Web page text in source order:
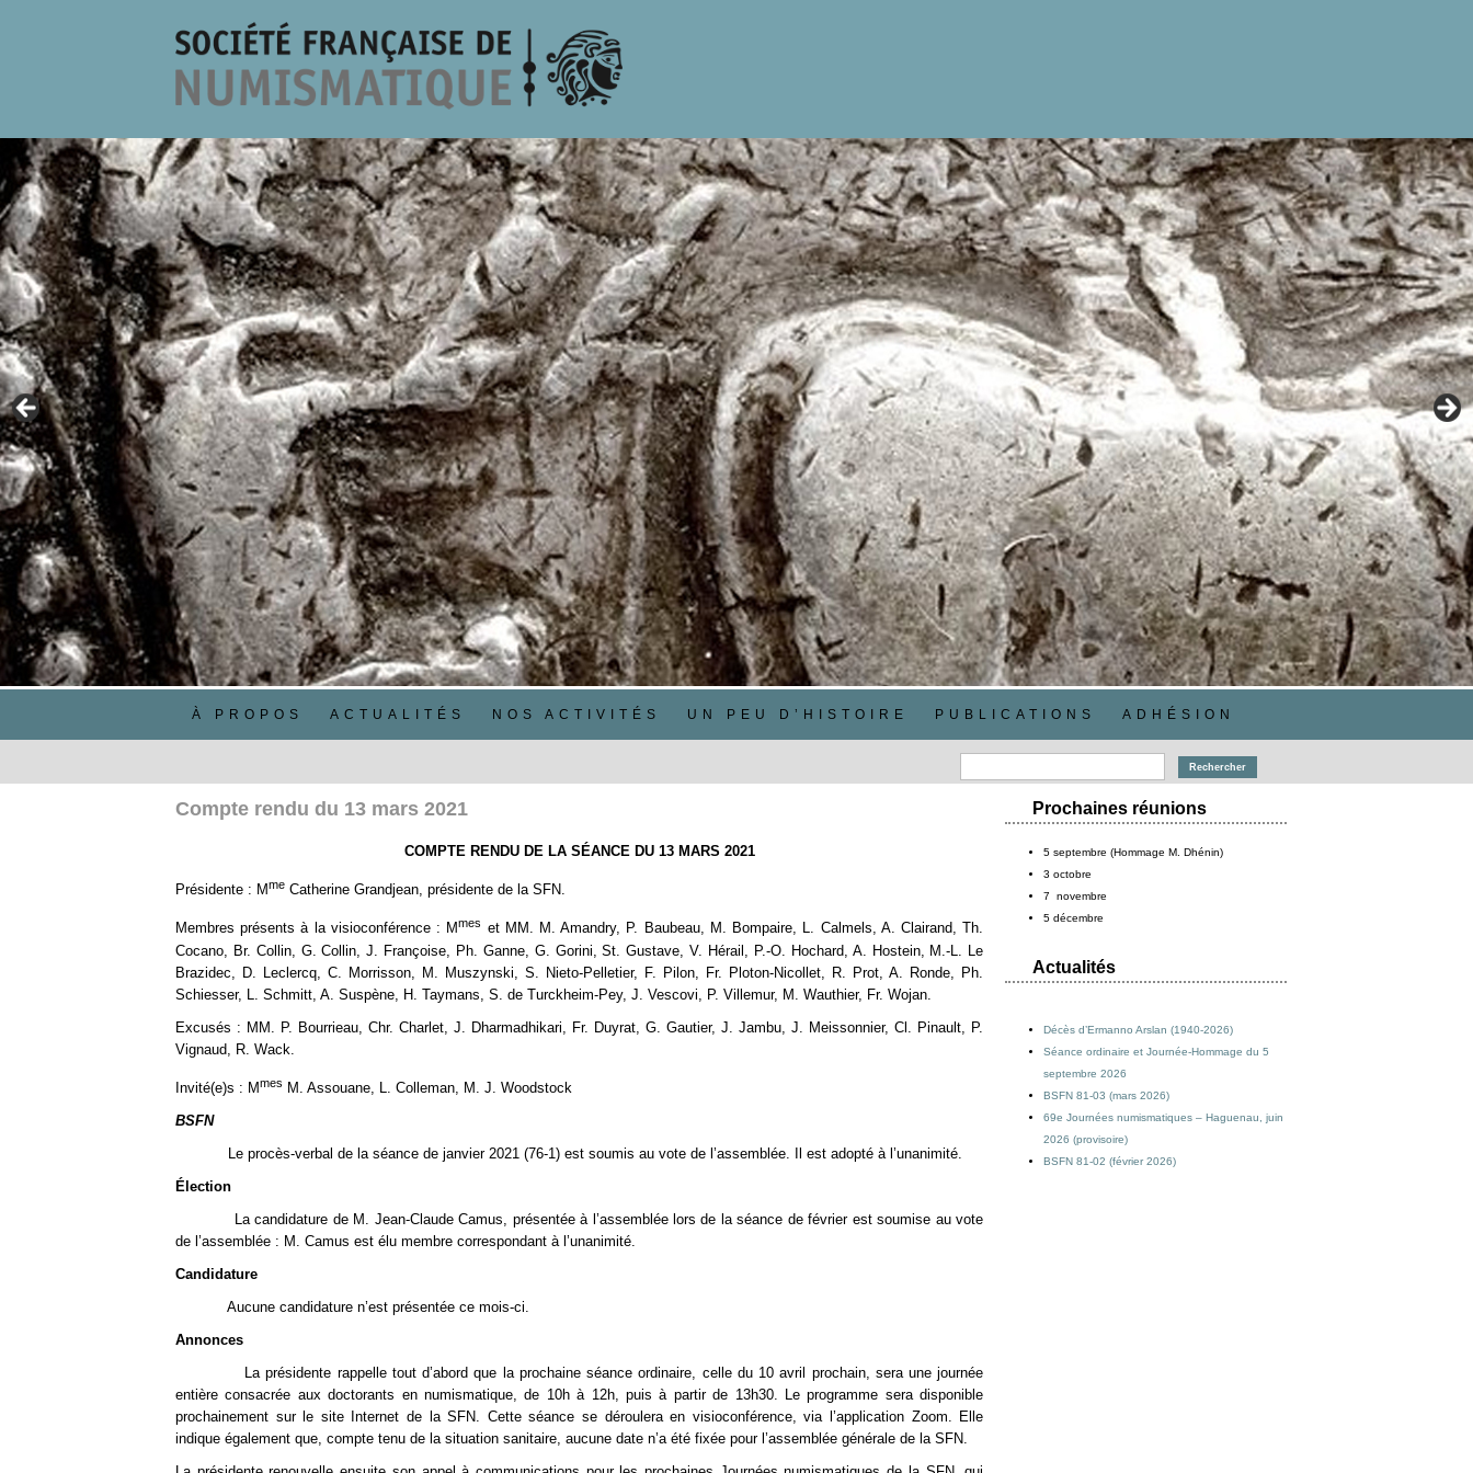
À PROPOS ACTUALITÉS NOS ACTIVITÉS UN PEU D’HISTOIRE PUBLICATIONS ADHÉSION
Compte rendu du 13 mars 2021
COMPTE RENDU DE LA SÉANCE DU 13 MARS 2021
Présidente : Mme Catherine Grandjean, présidente de la SFN.
Membres présents à la visioconférence : Mmes et MM. M. Amandry, P. Baubeau, M. Bompaire, L. Calmels, A. Clairand, Th.
Cocano, Br. Collin, G. Collin, J. Françoise, Ph. Ganne, G. Gorini, St. Gustave, V. Hérail, P.-O. Hochard, A. Hostein, M.-L. Le
Brazidec, D. Leclercq, C. Morrisson, M. Muszynski, S. Nieto-Pelletier, F. Pilon, Fr. Ploton-Nicollet, R. Prot, A. Ronde, Ph.
Schiesser, L. Schmitt, A. Suspène, H. Taymans, S. de Turckheim-Pey, J. Vescovi, P. Villemur, M. Wauthier, Fr. Wojan.
Excusés : MM. P. Bourrieau, Chr. Charlet, J. Dharmadhikari, Fr. Duyrat, G. Gautier, J. Jambu, J. Meissonnier, Cl. Pinault, P.
Vignaud, R. Wack.
Invité(e)s : Mmes M. Assouane, L. Colleman, M. J. Woodstock
BSFN
Le procès-verbal de la séance de janvier 2021 (76-1) est soumis au vote de l’assemblée. Il est adopté à l’unanimité.
Élection
La candidature de M. Jean-Claude Camus, présentée à l’assemblée lors de la séance de février est soumise au vote
de l’assemblée : M. Camus est élu membre correspondant à l’unanimité.
Candidature
Aucune candidature n’est présentée ce mois-ci.
Annonces
La présidente rappelle tout d’abord que la prochaine séance ordinaire, celle du 10 avril prochain, sera une journée
entière consacrée aux doctorants en numismatique, de 10h à 12h, puis à partir de 13h30. Le programme sera disponible
prochainement sur le site Internet de la SFN. Cette séance se déroulera en visioconférence, via l’application Zoom. Elle
indique également que, compte tenu de la situation sanitaire, aucune date n’a été fixée pour l’assemblée générale de la SFN.
Prochaines réunions
5 septembre (Hommage M. Dhénin)
3 octobre
7 novembre
5 décembre
Actualités
Décès d’Ermanno Arslan (1940-2026)
Séance ordinaire et Journée-Hommage du 5
septembre 2026
BSFN 81-03 (mars 2026)
69e Journées numismatiques – Haguenau, juin
2026 (provisoire)
BSFN 81-02 (février 2026)